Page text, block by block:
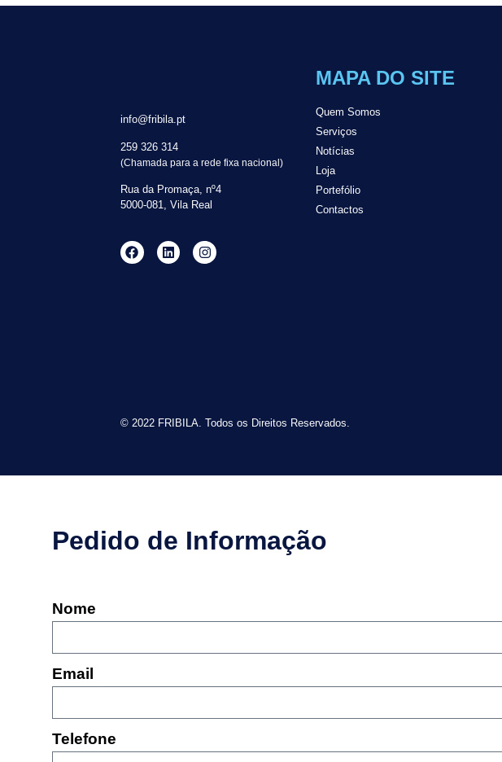
info@fribila.pt
259 326 314
(Chamada para a rede fixa nacional)
Rua da Promaça, nº4
5000-081, Vila Real
MAPA DO SITE
Quem Somos
Serviços
Notícias
Loja
Portefólio
Contactos
© 2022 FRIBILA. Todos os Direitos Reservados.
Pedido de Informação
Nome
Email
Telefone